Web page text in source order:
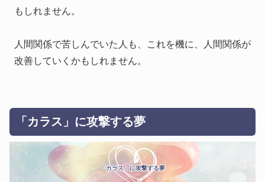
もしれません。
人間関係で苦しんでいた人も、これを機に、人間関係が
改善していくかもしれません。
「カラス」に攻撃する夢
「カラス」に攻撃する夢